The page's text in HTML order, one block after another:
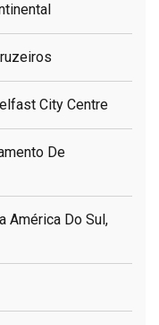
City Centre
De
América Do Sul,